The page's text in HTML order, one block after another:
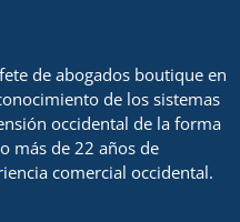
de abogados boutique en
de los sistemas
occidental de la forma
más de 22 años de
comercial occidental.